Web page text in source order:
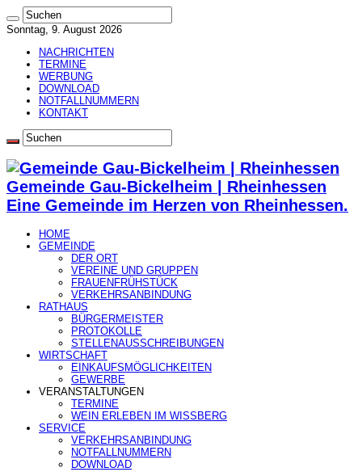
Sonntag, 9. August 2026
NACHRICHTEN
TERMINE
WERBUNG
DOWNLOAD
NOTFALLNUMMERN
KONTAKT
Gemeinde Gau-Bickelheim | Rheinhessen
Eine Gemeinde im Herzen von Rheinhessen.
HOME
GEMEINDE
DER ORT
VEREINE UND GRUPPEN
FRAUENFRÜHSTÜCK
VERKEHRSANBINDUNG
RATHAUS
BÜRGERMEISTER
PROTOKOLLE
STELLENAUSSCHREIBUNGEN
WIRTSCHAFT
EINKAUFSMÖGLICHKEITEN
GEWERBE
VERANSTALTUNGEN
TERMINE
WEIN ERLEBEN IM WISSBERG
SERVICE
VERKEHRSANBINDUNG
NOTFALLNUMMERN
DOWNLOAD